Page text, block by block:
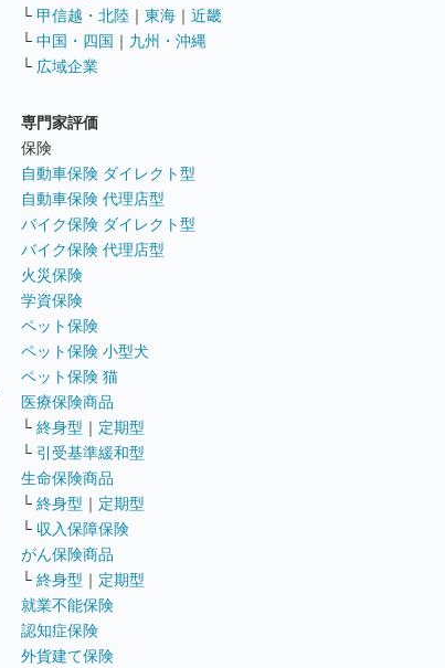
└ 甲信越・北陸 ｜ 東海 ｜ 近畿
└ 中国・四国 ｜ 九州・沖縄
└ 広域企業
専門家評価
保険
自動車保険 ダイレクト型
自動車保険 代理店型
バイク保険 ダイレクト型
バイク保険 代理店型
火災保険
学資保険
ペット保険
ペット保険 小型犬
ペット保険 猫
医療保険商品
└ 終身型 ｜ 定期型
└ 引受基準緩和型
生命保険商品
└ 終身型 ｜ 定期型
└ 収入保障保険
がん保険商品
└ 終身型 ｜ 定期型
就業不能保険
認知症保険
外貨建て保険